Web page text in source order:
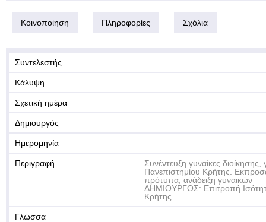
Κοινοποίηση Πληροφορίες Σχόλια
Συντελεστής
Κάλυψη
Σχετική ημέρα
Δημιουργός
Ημερομηνία
Περιγραφή
Συνέντευξη γυναίκες διοίκησης,
Πανεπιστημίου Κρήτης.
πρότυπα, ανάδειξη γυναικών
ΔΗΜΙΟΥΡΓΟΣ: Επιτροπή
Κρήτης
Γλώσσα